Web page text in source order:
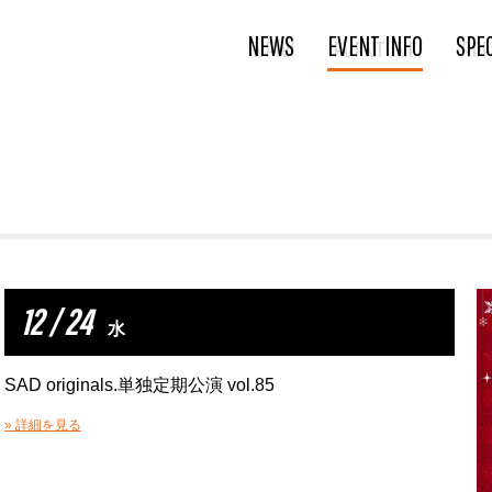
NEWS EVENT INFO
12 / 24 水
SAD originals.単独定期公演 vol.85
» 詳細を見る